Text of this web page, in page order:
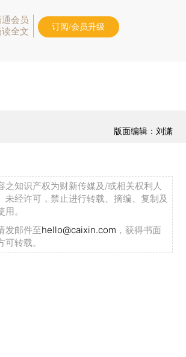
通会员
全文
订阅/会员升级
版面编辑：刘潇
之知识产权为财新传媒及/或相关权利人
未经许可，禁止进行转载、摘编、复制及
。
发邮件至hello@caixin.com ，获得书面
转载。